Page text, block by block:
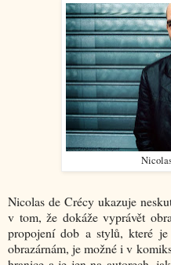
Nicolas de Crécy ukazuje
v tom, že dokáže vyprávět
propojení dob a stylů, které
obrazárnám, je možné i v